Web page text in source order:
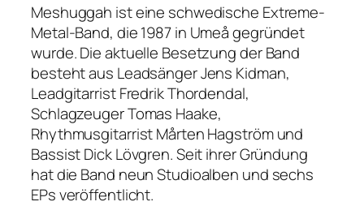
Meshuggah ist eine schwedische Extreme-
Metal-Band, die 1987 in Umeå gegründet
wurde. Die aktuelle Besetzung der Band
besteht aus Leadsänger Jens Kidman,
Leadgitarrist Fredrik Thordendal,
Schlagzeuger Tomas Haake,
Rhythmusgitarrist Mårten Hagström und
Bassist Dick Lövgren. Seit ihrer Gründung
hat die Band neun Studioalben und sechs
EPs veröffentlicht.